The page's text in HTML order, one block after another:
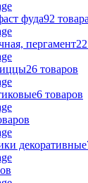
фуда92 товара
пергамент
26 товаров
6 товаров
декоративные